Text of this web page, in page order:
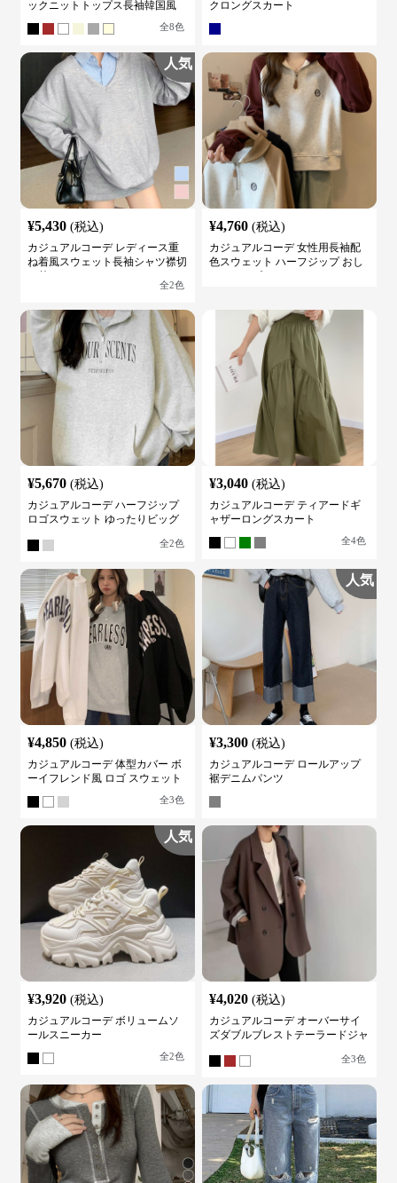
ックニットトップス長袖韓国風
全8色
クロングスカート
人気
¥5,430 (税込)
カジュアルコーデ レディース重
ね着風スウェット長袖シャツ襟切
り替え
全2色
¥4,760 (税込)
カジュアルコーデ 女性用長袖配
色スウェット ハーフジップ おし
ゃれトップス
¥5,670 (税込)
カジュアルコーデ ハーフジップ
ロゴスウェット ゆったりビッグ
全2色
¥3,040 (税込)
カジュアルコーデ ティアードギ
ャザーロングスカート
全4色
¥4,850 (税込)
カジュアルコーデ 体型カバー ボ
ーイフレンド風 ロゴ スウェット
全3色
人気
¥3,300 (税込)
カジュアルコーデ ロールアップ
裾デニムパンツ
人気
¥3,920 (税込)
カジュアルコーデ ボリュームソ
ールスニーカー
全2色
¥4,020 (税込)
カジュアルコーデ オーバーサイ
ズダブルブレストテーラードジャ
全3色